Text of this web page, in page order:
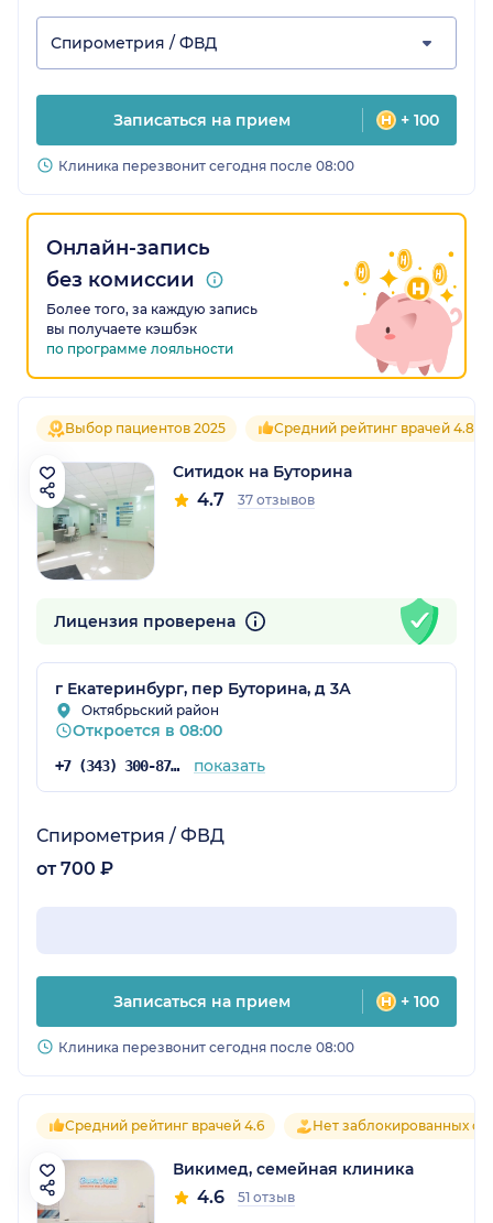
Спирометрия / ФВД
Записаться на прием + 100
Клиника перезвонит сегодня после 08:00
Онлайн-запись
без комиссии
Более того, за каждую запись
вы получаете кэшбэк
по программе лояльности
Выбор пациентов 2025 Средний рейтинг врачей 4.8
Ситидок на Буторина
4.7 37 отзывов
Лицензия проверена
г Екатеринбург, пер Буторина, д 3А
Октябрьский район
Откроется в 08:00
+7 (343) 300-87-22 показать
Спирометрия / ФВД
от 700 ₽
Записаться на прием + 100
Клиника перезвонит сегодня после 08:00
Средний рейтинг врачей 4.6 Нет заблокированных
Викимед, семейная клиника
4.6 51 отзыв